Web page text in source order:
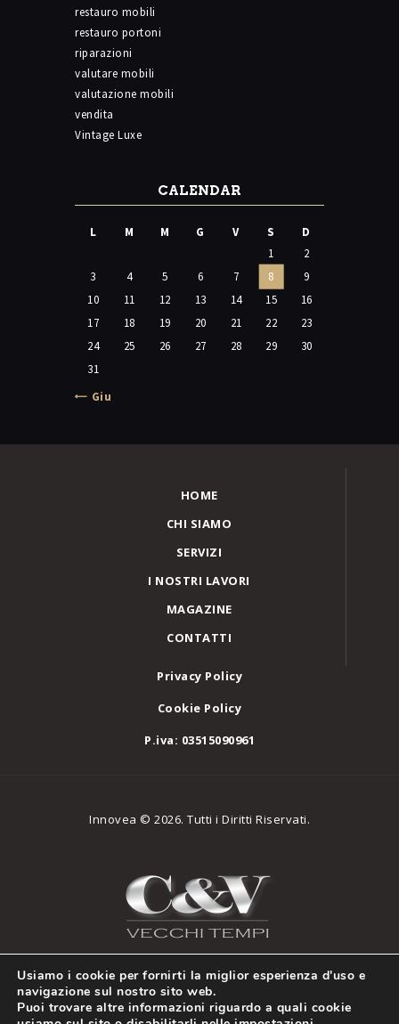
restauro mobili
restauro portoni
riparazioni
valutare mobili
valutazione mobili
vendita
Vintage Luxe
CALENDAR
L M M G V S
D
1
2
3
4 5 6 7 8
9
10
11 12 13 14 15
16
17
18 19 20 21 22
23
24
25 26 27 28 29
30
31
« Giu
HOME
CHI SIAMO
SERVIZI
I NOSTRI LAVORI
MAGAZINE
CONTATTI
Privacy Policy
Cookie Policy
P.iva: 03515090961
Innovea © 2026. Tutti i Diritti Riservati.
Usiamo i cookie per fornirti la miglior esperienza d'uso e
navigazione sul nostro sito web.
Puoi trovare altre informazioni riguardo a quali cookie